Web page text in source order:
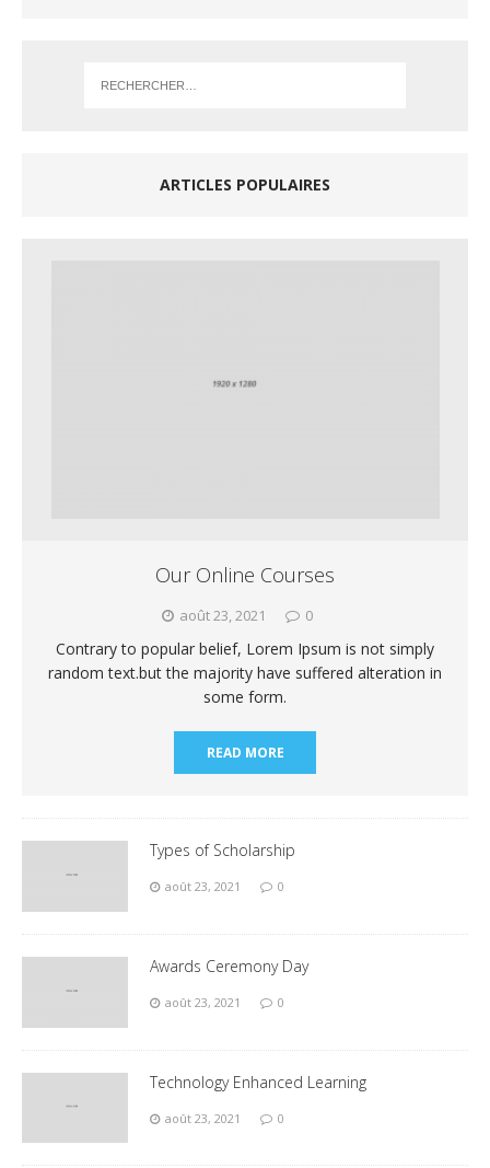
ARTICLES POPULAIRES
Our Online Courses
août 23, 2021 0
Contrary to popular belief, Lorem Ipsum is not simply
random text.but the majority have suffered alteration in
some form.
READ MORE
Types of Scholarship
août 23, 2021 0
Awards Ceremony Day
août 23, 2021 0
Technology Enhanced Learning
août 23, 2021 0